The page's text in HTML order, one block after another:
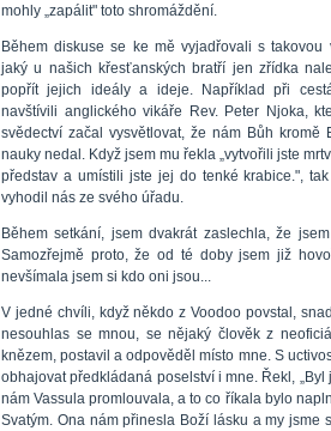
mohly „zapálit" toto shromáždění.
Během diskuse se ke mě vyjadřovali s takovou
jaký u našich křesťanských bratří jen zřídka
popřít jejich ideály a ideje. Například při
navštívili anglického vikáře Rev. Peter Njoka,
svědectví začal vysvětlovat, že nám Bůh kromě
nauky nedal. Když jsem mu řekla „vytvořili jste
představ a umístili jste jej do tenké krabice.",
vyhodil nás ze svého úřadu.
Během setkání, jsem dvakrát zaslechla, že
Samozřejmě proto, že od té doby jsem již
nevšímala jsem si kdo oni jsou...
V jedné chvíli, když někdo z Voodoo povstal,
nesouhlas se mnou, se nějaký člověk z
knězem, postavil a odpověděl místo mne. S
obhajovat předkládaná poselství i mne. Řekl, „Byl
nám Vassula promlouvala, a to co říkala bylo
Svatým. Ona nám přinesla Boží lásku a my jsme